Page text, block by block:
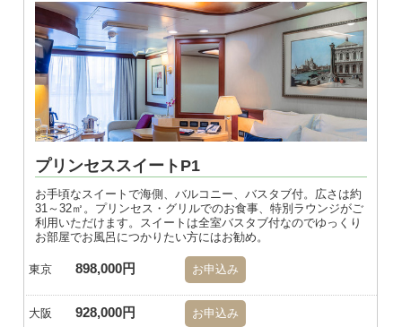
プリンセススイートP1
お手頃なスイートで海側、バルコニー、バスタブ付。広さは約
31～32㎡。プリンセス・グリルでのお食事、特別ラウンジがご
利用いただけます。スイートは全室バスタブ付なのでゆっくり
お部屋でお風呂につかりたい方にはお勧め。
東京 898,000円 お申込み
大阪 928,000円 お申込み